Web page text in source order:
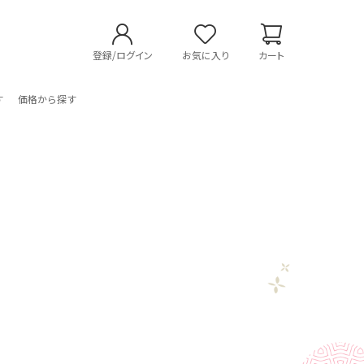
登録/ログイン お気に入り カート
価格から探す